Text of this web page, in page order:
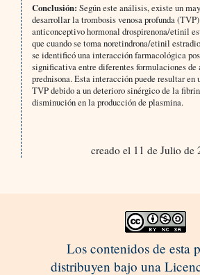
Conclusión: Según este análisis, existe un
desarrollar la trombosis venosa profunda
anticonceptivo hormonal drospirenona/etinil
que cuando se toma noretindrona/etinil
se identificó una interacción farmacológica
significativa entre diferentes formulaciones de
prednisona. Esta interacción puede resultar en
TVP debido a un deterioro sinérgico de la
disminución en la producción de plasmina.
creado el 11 de Julio de
Los contenidos de esta
distribuyen bajo una